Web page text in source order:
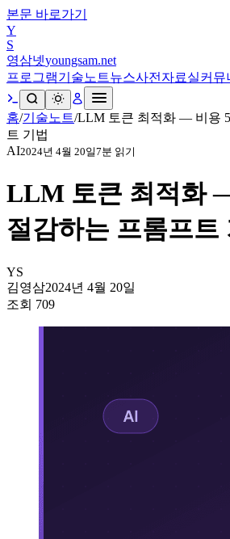
본문 바로가기
Y
S
영삼넷youngsam.net
프로그램기술노트뉴스사전 자료실커뮤
홈/기술노트/LLM 토큰 최적화 — 비용
트 기법
AI2024년 4월 20일7분 읽기
LLM 토큰 최적화
절감하는 프롬프트
YS
김영삼2024년 4월 20일
조회 709